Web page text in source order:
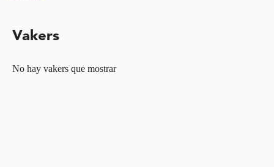
Vakers
No hay vakers que mostrar